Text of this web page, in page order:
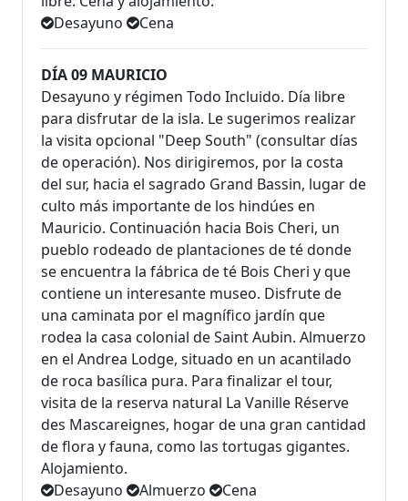
Desayuno
Cena
DÍA 09 MAURICIO
Desayuno y régimen Todo Incluido. Día libre
para disfrutar de la isla. Le sugerimos realizar
la visita opcional "Deep South" (consultar días
de operación). Nos dirigiremos, por la costa
del sur, hacia el sagrado Grand Bassin, lugar de
culto más importante de los hindúes en
Mauricio. Continuación hacia Bois Cheri, un
pueblo rodeado de plantaciones de té donde
se encuentra la fábrica de té Bois Cheri y que
contiene un interesante museo. Disfrute de
una caminata por el magnífico jardín que
rodea la casa colonial de Saint Aubin. Almuerzo
en el Andrea Lodge, situado en un acantilado
de roca basílica pura. Para finalizar el tour,
visita de la reserva natural La Vanille Réserve
des Mascareignes, hogar de una gran cantidad
de flora y fauna, como las tortugas gigantes.
Alojamiento.
Desayuno
Almuerzo Cena